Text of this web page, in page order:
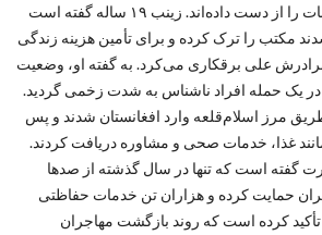
مانده و دسترسی به خدمات را از دست داده‌اند. زینب ۱۹ ساله گفته است
مکتب را ترک کرده و برای تأمین هزینه زندگی
علی برقکاری می‌کرد. به گفته او، وضعیت
یک حمله افراد ناشناس به شدت زخمی گردید.
در سال ۲۰۲۵ از طریق مرز اسلام‌قلعه وارد افغانستان شدند و پس
غذا، خدمات صحی و مشاوره دریافت کردند.
گفته است که تنها در سال گذشته از صدها
حمایت کرده و هزاران تن خدمات حفاظتی
تأکید کرده است که روند بازگشت مهاجران